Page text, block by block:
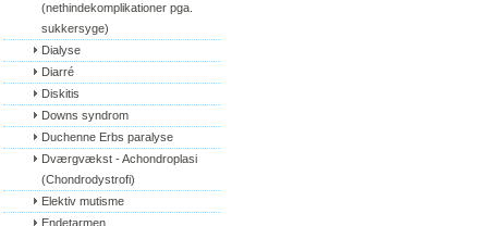
(nethindekomplikationer pga.
sukkersyge)
Dialyse
Diarré
Diskitis
Downs syndrom
Duchenne Erbs paralyse
Dværgvækst - Achondroplasi
(Chondrodystrofi)
Elektiv mutisme
Endetarmen